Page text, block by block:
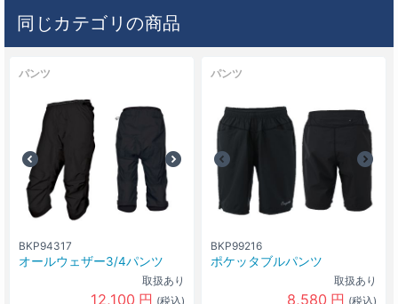
同じカテゴリの商品
パンツ
BKP94317
オールウェザー3/4パンツ
取扱あり
12,100 円 (税込)
パンツ
BKP99216
ポケッタブルパンツ
取扱あり
8,580 円 (税込)